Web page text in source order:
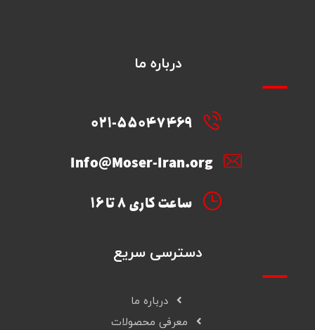
درباره ما
021-55047469
Info@Moser-Iran.org
ساعت کاری 8 تا 16
دسترسی سریع
درباره ما
معرفی محصولات